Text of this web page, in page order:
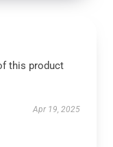
this product
Apr 19, 2025